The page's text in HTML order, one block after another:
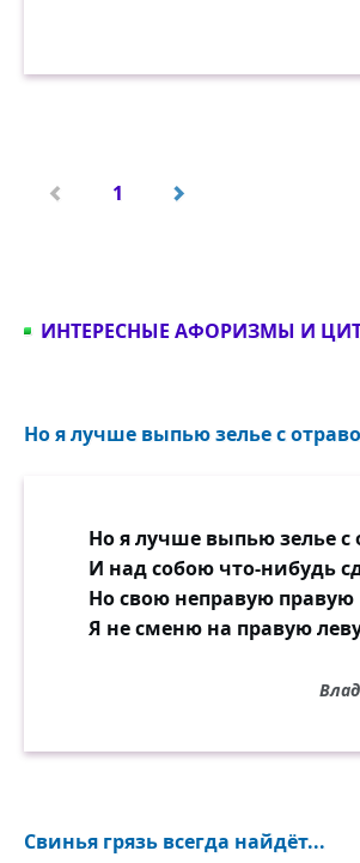
1
ИНТЕРЕСНЫЕ АФОРИЗМЫ И
Но я лучше выпью зелье с
Но я лучше выпью зелье с
И над собою что-нибудь
Но свою неправую правую
Я не сменю на правую
Свинья грязь всегда найдёт...